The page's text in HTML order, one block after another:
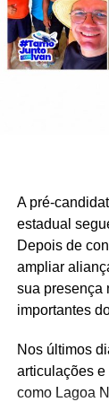
vaga, mas o
presidencial
estaduais e
PL, Valdemar
presidente da
A tentativa
estaduais
defenderam a
não integrar
O Podemos
A pré-
estadual
Depois de
ampliar
sua presença
importantes
Nos últimos
articulações
como Lagoa